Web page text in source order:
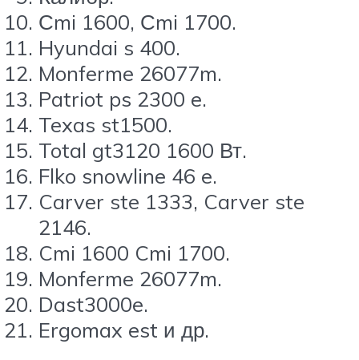
Сmi 1600, Сmi 1700.
Hyundai s 400.
Monferme 26077m.
Patriot ps 2300 e.
Texas st1500.
Total gt3120 1600 Вт.
Flko snowline 46 e.
Carver ste 1333, Carver ste
2146.
Cmi 1600 Cmi 1700.
Monferme 26077m.
Dast3000e.
Ergomax est и др.